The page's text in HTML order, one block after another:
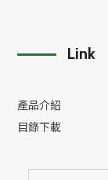
Link
產品介紹
目錄下載